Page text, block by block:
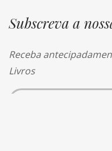
Subscreva a
Receba
Livros